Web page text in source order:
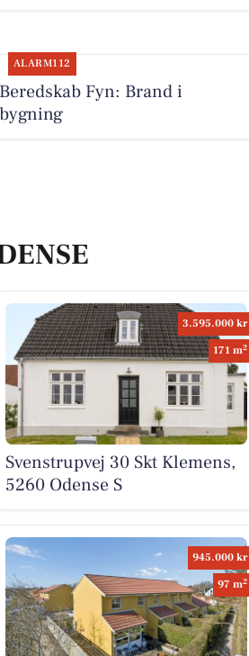
ALARM112
Beredskab Fyn: Brand i
bygning
3.595.000 kr
171 m2
Svenstrupvej 30 Skt Klemens,
5260 Odense S
945.000 kr
97 m2